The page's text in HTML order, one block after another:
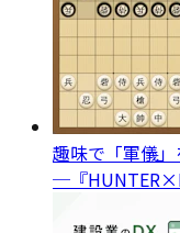
趣味で「軍儀
─『